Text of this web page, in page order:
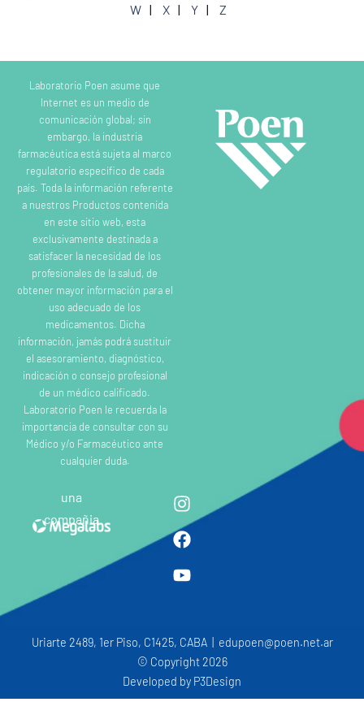
W
X Y Z
Laboratorio Poen asume que
Internet es un medio de
comunicación global; sin
embargo, la industria
farmacéutica está sujeta al marco
regulatorio específico de cada
país. Toda la información referente
a nuestros Productos contenida
en este sitio web, esta
exclusivamente destinada a
satisfacer la necesidad de los
profesionales de la salud, de
obtener mayor información para el
uso adecuado de los
medicamentos. Dicha
información, jamás podrá sustituir
el asesoramiento, diagnóstico,
indicación o consejo profesional
de un médico calificado.
Laboratorio Poen le recuerda la
importancia de consultar con su
Médico y/o Farmacéutico ante
cualquier duda.
una
compañia
Uriarte 2489, 1er Piso, C1425, CABA | edupoen@poen.net.ar
© Copyright 2026
Developed by P3Design